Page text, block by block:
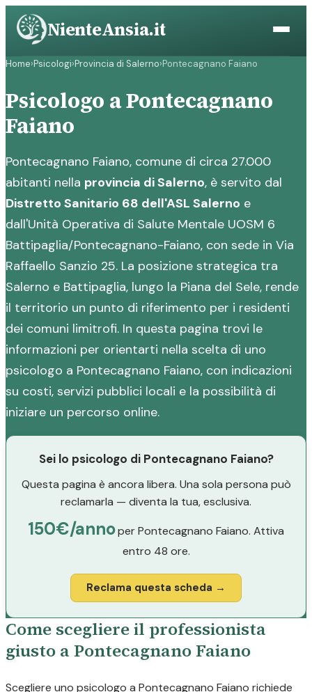
Vai
contenuto
NienteAnsia.it
Home›Psicologi›Provincia di Salerno›Pontecagnano Faiano
Psicologo a Pontecagnano
Faiano
Pontecagnano Faiano, comune di circa 27.000
abitanti nella provincia di Salerno, è servito dal
Distretto Sanitario 68 dell'ASL Salerno e
dall'Unità Operativa di Salute Mentale UOSM 6
Battipaglia/Pontecagnano-Faiano, con sede in Via
Raffaello Sanzio 25. La posizione strategica tra
Salerno e Battipaglia, lungo la Piana del Sele, rende
il territorio un punto di riferimento per i residenti
dei comuni limitrofi. In questa pagina trovi le
informazioni per orientarti nella scelta di uno
psicologo a Pontecagnano Faiano, con indicazioni
su costi, servizi pubblici locali e la possibilità di
iniziare un percorso online.
Sei lo psicologo di Pontecagnano Faiano?
Questa pagina è ancora libera. Una sola persona può
reclamarla — diventa la tua, esclusiva.
150€/annoper Pontecagnano Faiano. Attiva
entro 48 ore.
Reclama questa scheda →
Come scegliere il professionista
giusto a Pontecagnano Faiano
Scegliere uno psicologo a Pontecagnano Faiano richiede